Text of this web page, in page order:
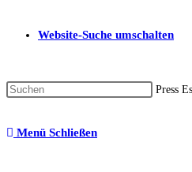
Website-Suche umschalten
Press
Menü Schließen